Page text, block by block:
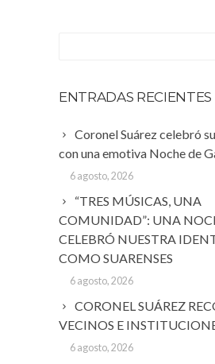
ENTRADAS RECIENTES
Coronel Suárez celebró
con una emotiva Noche de
6 agosto, 2026
“TRES MÚSICAS, UNA
COMUNIDAD”: UNA
CELEBRÓ NUESTRA
COMO SUARENSES
6 agosto, 2026
CORONEL SUÁREZ
VECINOS E
6 agosto, 2026